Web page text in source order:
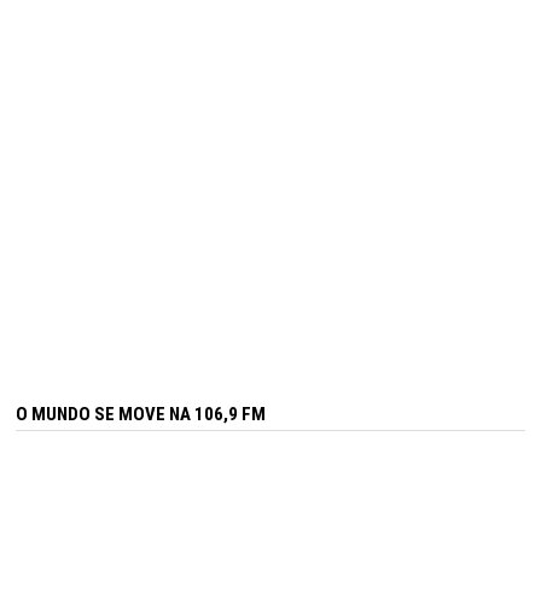
O MUNDO SE MOVE NA 106,9 FM